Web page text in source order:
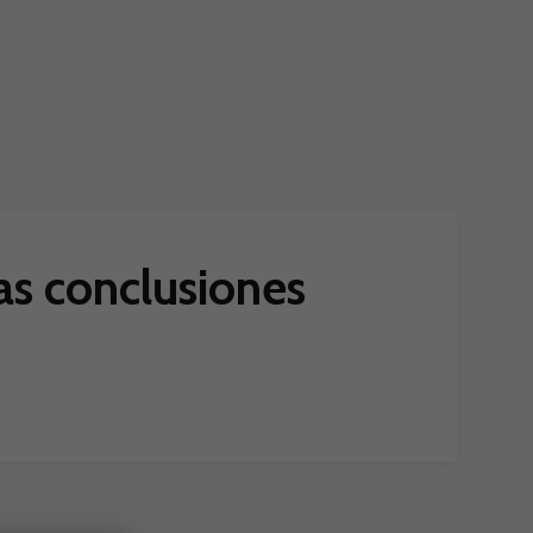
conclusiones